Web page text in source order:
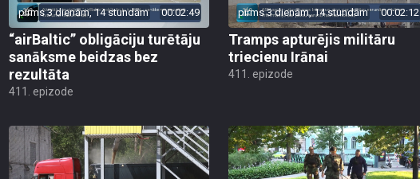
pirms 3 dienām, 14 stundām 00:02:49
“airBaltic” obligāciju turētāju
sanāksme beidzas bez
rezultāta
411. epizode
pirms 3 dienām, 14 stundām 00:02:12
Tramps apturējis militāru
triecienu Irānai
411. epizode